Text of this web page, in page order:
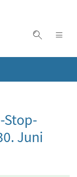
Suche
Stop-
Juni